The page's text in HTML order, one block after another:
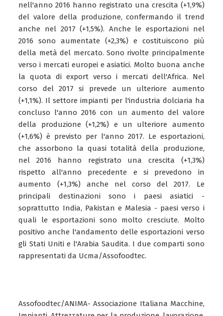
nell'anno 2016 hanno registrato una crescita (+1,9%)
del valore della produzione, confermando il trend
anche nel 2017 (+1,5%). Anche le esportazioni nel
2016 sono aumentate (+2,3%) e costituiscono più
della metà del mercato. Sono rivolte principalmente
verso i mercati europei e asiatici. Molto buona anche
la quota di export verso i mercati dell'Africa. Nel
corso del 2017 si prevede un ulteriore aumento
(+1,1%). Il settore impianti per l'industria dolciaria ha
concluso l'anno 2016 con un aumento del valore
della produzione (+1,2%) e un ulteriore aumento
(+1,6%) è previsto per l'anno 2017. Le esportazioni,
che assorbono la quasi totalità della produzione,
nel 2016 hanno registrato una crescita (+1,3%)
rispetto all'anno precedente e si prevedono in
aumento (+1,3%) anche nel corso del 2017. Le
principali destinazioni sono i paesi asiatici -
soprattutto India, Pakistan e Malesia - paesi verso i
quali le esportazioni sono molto cresciute. Molto
positivo anche l'andamento delle esportazioni verso
gli Stati Uniti e l'Arabia Saudita. I due comparti sono
rappresentati da Ucma/Assofoodtec.
Assofoodtec/ANIMA- Associazione Italiana Macchine,